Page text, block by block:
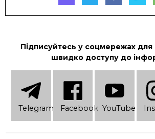
Підписуйтесь у соцмережах
швидко доступу до
Telеgram Facebook YouTube